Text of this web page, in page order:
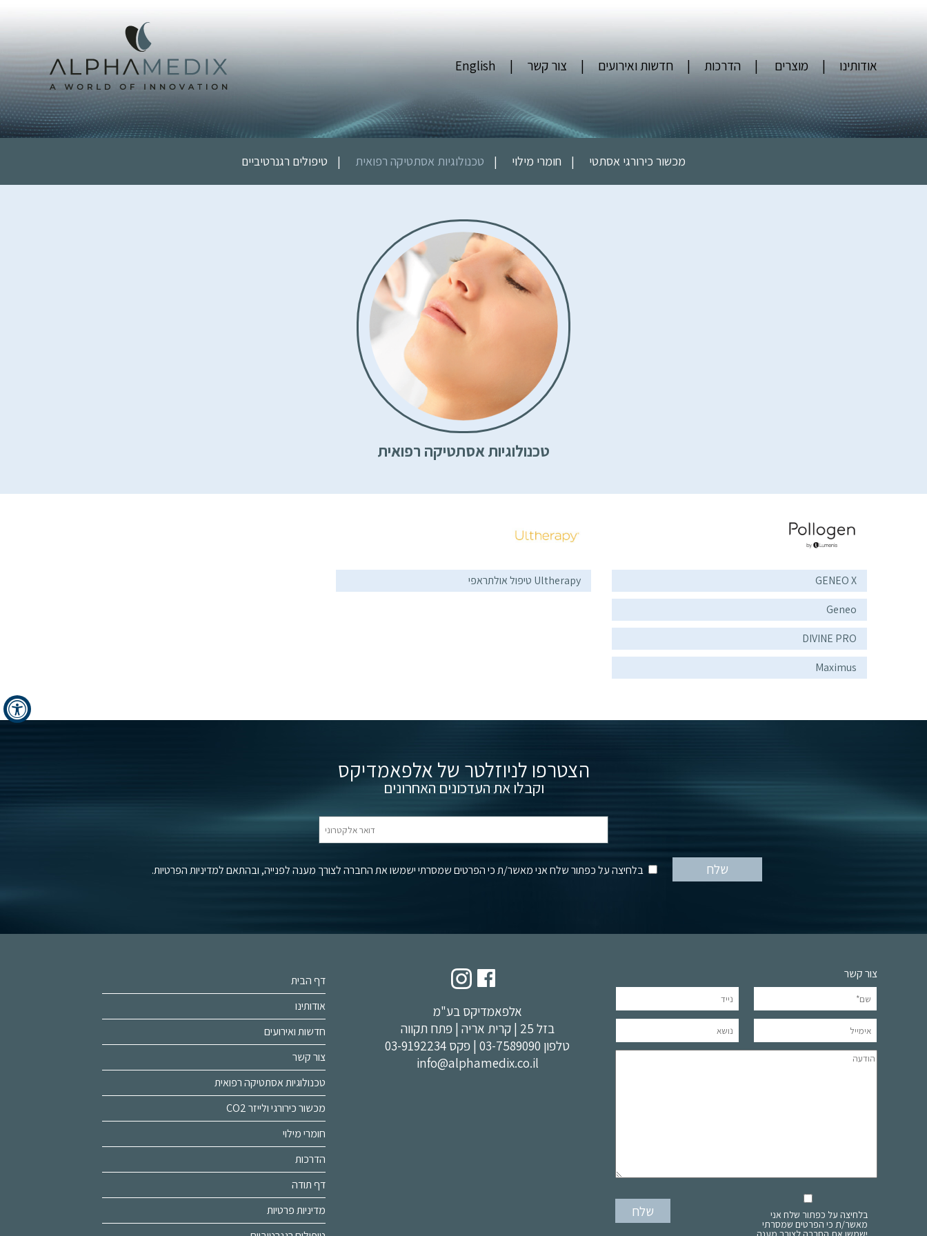
אודותינו מוצרים הדרכות חדשות ואירועים צור קשר English
מכשור כירורגי אסתטי חומרי מילוי טכנולוגיות אסתטיקה רפואית טיפולים רגנרטיביים
טכנולוגיות אסתטיקה רפואית
GENEO X
Geneo
DIVINE PRO
Maximus
Ultherapy טיפול אולתראפי
הצטרפו לניוזלטר של אלפאמדיקס
וקבלו את העדכונים האחרונים
בלחיצה על כפתור שלח אני מאשר/ת כי הפרטים שמסרתי ישמשו את החברה לצורך מענה לפנייה, ובהתאם למדיניות הפרטיות.
צור קשר
בלחיצה על כפתור שלח אני
מאשר/ת כי הפרטים שמסרתי
אלפאמדיקס בע"מ
בזל 25 | קרית אריה | פתח תקווה
טלפון 03-7589090| פקס 03-9192234
info@alphamedix.co.il
דף הבית
אודותינו
חדשות ואירועים
צור קשר
טכנולוגיות אסתטיקה רפואית
מכשור כירורגי ולייזר CO2
חומרי מילוי
הדרכות
דף תודה
מדיניות פרטיות